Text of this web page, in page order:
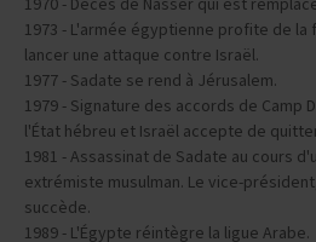
1970 - Décès de Nasser qui est
1973 - L'armée égyptienne profite de la
lancer une attaque contre Israël.
1977 - Sadate se rend à Jérusalem.
1979 - Signature des accords de Camp
l'État hébreu et Israël accepte de
1981 - Assassinat de Sadate au cours
extrémiste musulman. Le vice-
succède.
1989 - L'Égypte réintègre la ligue Arabe.